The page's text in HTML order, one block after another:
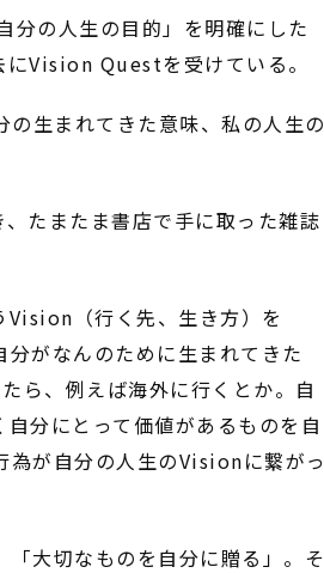
の人生の目的」を明確にした
Vision Questを受けている。
生まれてきた意味、私の人生の
たまたま書店で手に取った雑誌
（行く先、生き方）を
がなんのために生まれてきた
ら、例えば海外に行くとか。自
分にとって価値があるものを自
為が自分の人生のVisionに繋がっ
大切なものを自分に贈る」。そ